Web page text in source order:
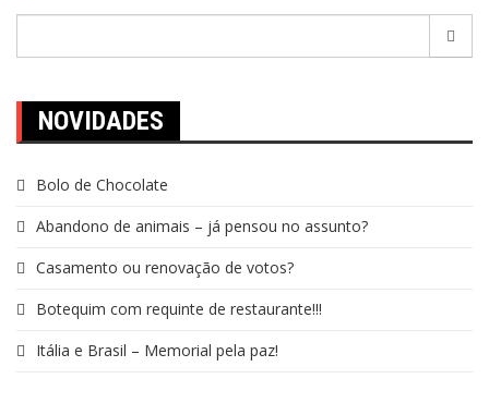
NOVIDADES
Bolo de Chocolate
Abandono de animais – já pensou no assunto?
Casamento ou renovação de votos?
Botequim com requinte de restaurante!!!
Itália e Brasil – Memorial pela paz!